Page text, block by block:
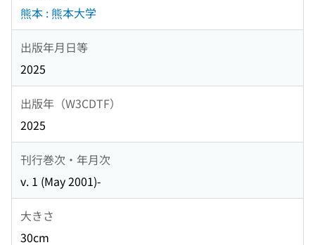
熊本 : 熊本大学
出版年月日等
2025
出版年（W3CDTF）
2025
刊行巻次・年月次
v. 1 (May 2001)-
大きさ
30cm